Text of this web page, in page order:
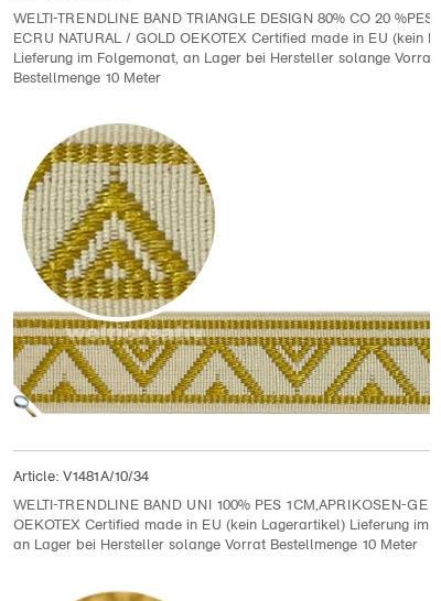
WELTI-TRENDLINE BAND TRIANGLE DESIGN 80% CO 20 %PES
ECRU NATURAL / GOLD OEKOTEX Certified made in EU (kein
Lieferung im Folgemonat, an Lager bei Hersteller solange Vorrat
Bestellmenge 10 Meter
Article: V1481A/10/34
WELTI-TRENDLINE BAND UNI 100% PES 1CM,APRIKOSEN-GELB
OEKOTEX Certified made in EU (kein Lagerartikel) Lieferung im
an Lager bei Hersteller solange Vorrat Bestellmenge 10 Meter